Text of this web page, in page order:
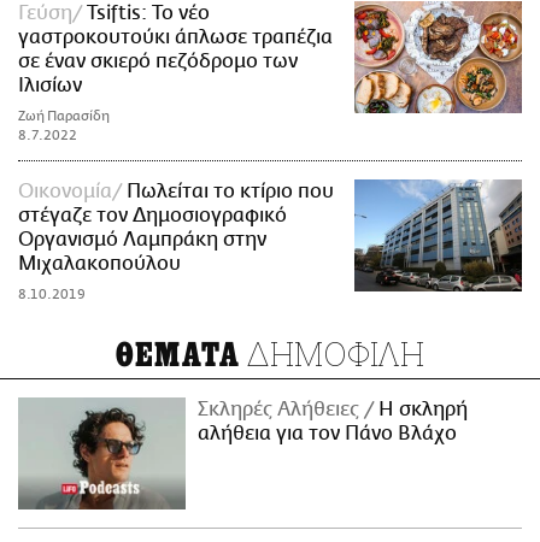
Γεύση
Tsiftis: Το νέο
γαστροκουτούκι άπλωσε τραπέζια
σε έναν σκιερό πεζόδρομο των
Ιλισίων
Ζωή Παρασίδη
8.7.2022
Οικονομία
Πωλείται το κτίριο που
στέγαζε τον Δημοσιογραφικό
Οργανισμό Λαμπράκη στην
Μιχαλακοπούλου
8.10.2019
ΘΕΜΑΤΑ ΔΗΜΟΦΙΛΗ
Σκληρές Αλήθειες
H σκληρή
αλήθεια για τον Πάνο Βλάχο